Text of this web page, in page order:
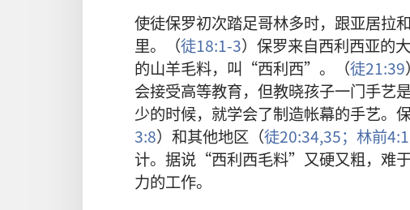
使徒保罗初次踏足哥林多时，跟亚居
里。（徒18:1-3）保罗来自西利西亚的
的山羊毛料，叫“西利西”。（徒21:39
会接受高等教育，但教晓孩子一门手艺
少的时候，就学会了制造帐幕的手艺。
3:8）和其他地区（徒20:34,35； 林前
计。据说“西利西毛料”又硬又粗，难
力的工作。